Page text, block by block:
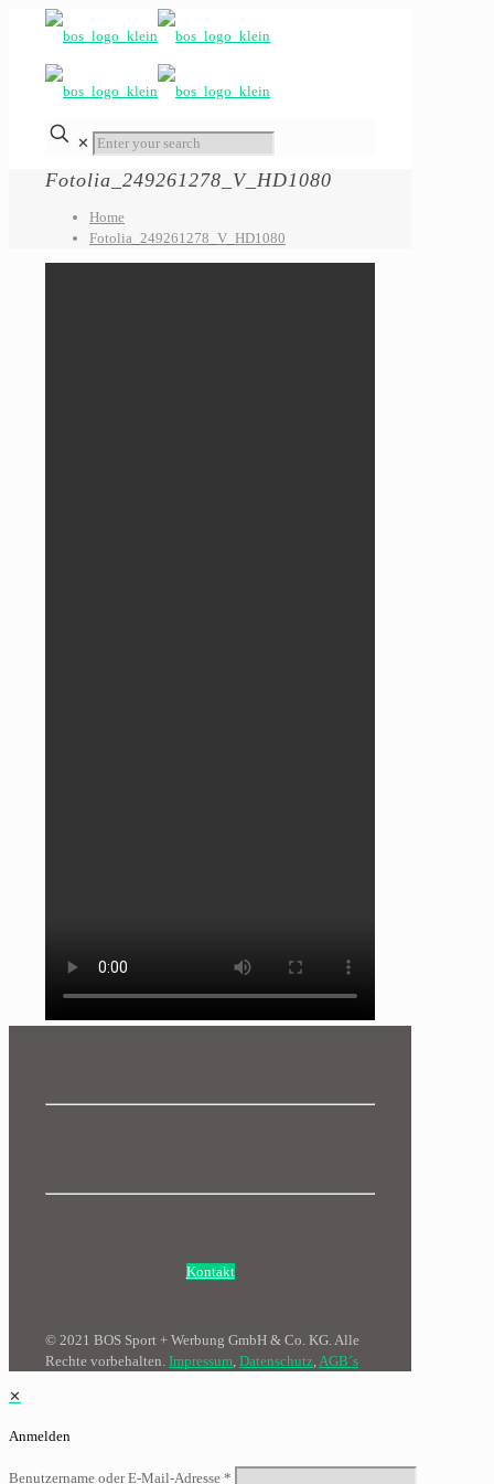
✕
Fotolia_249261278_V_HD1080
Home
Fotolia_249261278_V_HD1080
Kontakt
© 2021 BOS Sport + Werbung GmbH & Co. KG. Alle
Rechte vorbehalten. Impressum, Datenschutz,AGB´s
✕
Anmelden
Benutzername oder E-Mail-Adresse *